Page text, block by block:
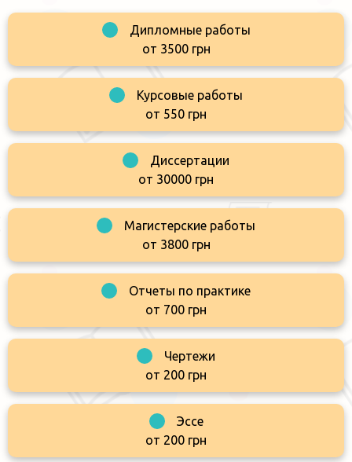
Дипломные работы
от 3500 грн
Курсовые работы
от 550 грн
Диссертации
от 30000 грн
Магистерские работы
от 3800 грн
Отчеты по практике
от 700 грн
Чертежи
от 200 грн
Эссе
от 200 грн